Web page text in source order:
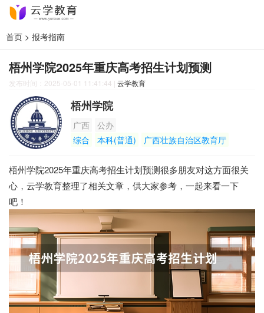
首页 > 报考指南
梧州学院2025年重庆高考招生计划预测
发布时间：2025-05-01 11:41:44 | 云学教育
梧州学院
广西
公办
综合
本科(普通) 广西壮族自治区教育厅
梧州学院2025年重庆高考招生计划预测很多朋友对这方面很关
心，云学教育整理了相关文章，供大家参考，一起来看一下
吧！